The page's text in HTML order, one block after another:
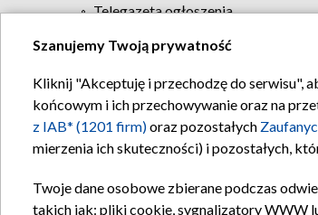
Telegazeta ogłoszenia
Szanujemy Twoją prywatność
Kliknij "Akceptuję i przechodzę do serwisu",
końcowym i ich przechowywanie oraz na
z IAB* (1201 firm)oraz pozostałych
mierzenia ich skuteczności) i pozostałych,
Twoje dane osobowe zbierane podczas
takich jak: pliki cookie, sygnalizatory WWW